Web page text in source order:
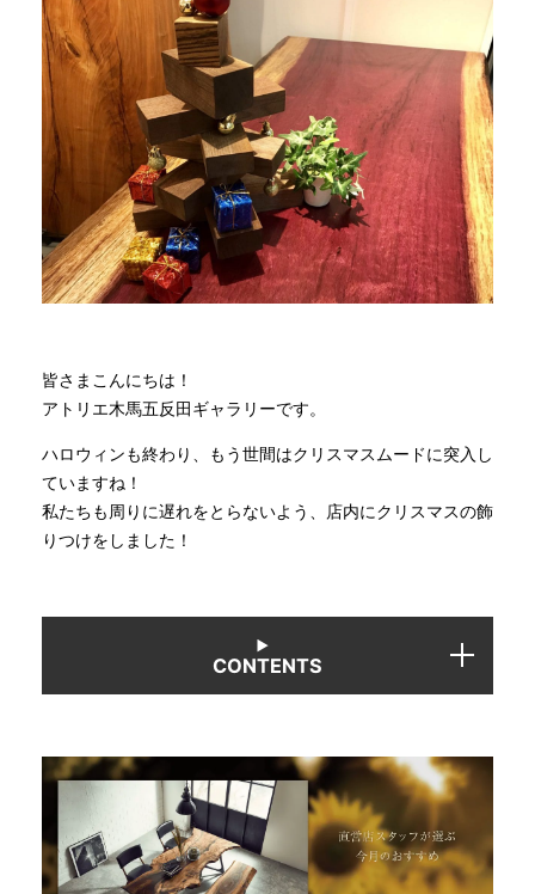
MOKUBA について
商品情報
直営店
イベント
全商品一覧
新入荷情報
INFORMATION
MOKUBA CHANNEL
よくあるご質問
皆さまこんにちは！
アトリエ木馬五反田ギャラリーです。
ハロウィンも終わり、もう世間はクリスマスムードに突入し
ていますね！
私たちも周りに遅れをとらないよう、店内にクリスマスの飾
りつけをしました！
CONTENTS